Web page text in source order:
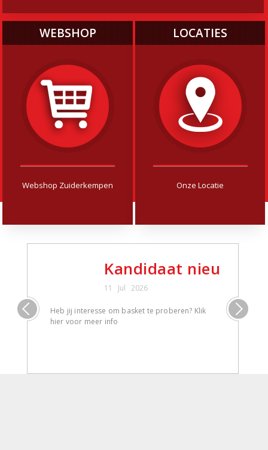
WEBSHOP
Webshop Zuiderkempen
LOCATIES
Onze Locatie
Kandidaat nieuwe
11 Jul 2026
Heb jij interesse om basket te proberen? Klik
hier voor meer info
Wij